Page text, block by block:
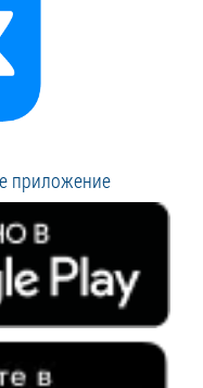
приложение